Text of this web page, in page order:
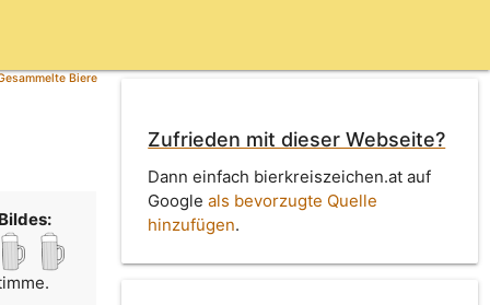
Biere
Zufrieden mit dieser Webseite?
Dann einfach bierkreiszeichen.at auf
Googleals bevorzugte Quelle
hinzufügen.